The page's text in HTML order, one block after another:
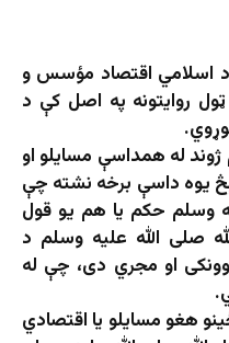
د اسلامي اقتصاد مؤسس و
روایتونه په اصل کې د
له همداسې مسایلو او
یوه داسې برخه نشته چې
وسلم حکم یا هم یو قول
صلی الله علیه وسلم د
او مجري دی، چې له
هغو مسایلو یا اقتصادي